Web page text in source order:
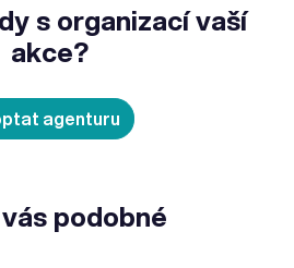
s organizací vaší
akce?
agenturu
podobné